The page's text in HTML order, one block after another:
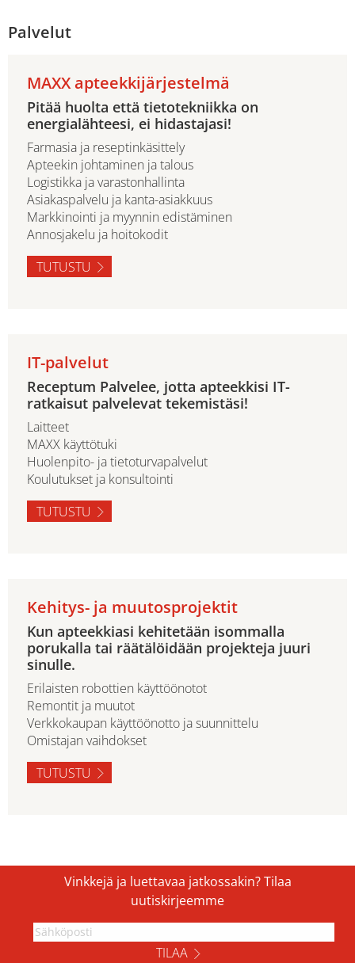
Palvelut
MAXX apteekkijärjestelmä
Pitää huolta että tietotekniikka on
energialähteesi, ei hidastajasi!
Farmasia ja reseptinkäsittely
Apteekin johtaminen ja talous
Logistikka ja varastonhallinta
Asiakaspalvelu ja kanta-asiakkuus
Markkinointi ja myynnin edistäminen
Annosjakelu ja hoitokodit
TUTUSTU
IT-palvelut
Receptum Palvelee, jotta apteekkisi IT-
ratkaisut palvelevat tekemistäsi!
Laitteet
MAXX käyttötuki
Huolenpito- ja tietoturvapalvelut
Koulutukset ja konsultointi
TUTUSTU
Kehitys- ja muutosprojektit
Kun apteekkiasi kehitetään isommalla
porukalla tai räätälöidään projekteja juuri
sinulle.
Erilaisten robottien käyttöönotot
Remontit ja muutot
Verkkokaupan käyttöönotto ja suunnittelu
Omistajan vaihdokset
TUTUSTU
Vinkkejä ja luettavaa jatkossakin? Tilaa
uutiskirjeemme
TILAA